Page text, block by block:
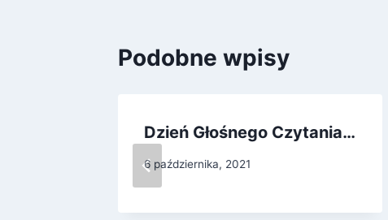
Podobne wpisy
Dzień Głośnego Czytania…
6 października, 2021